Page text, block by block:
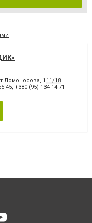
Ломоносова, 111/18
45, +380 (95) 134-14-71